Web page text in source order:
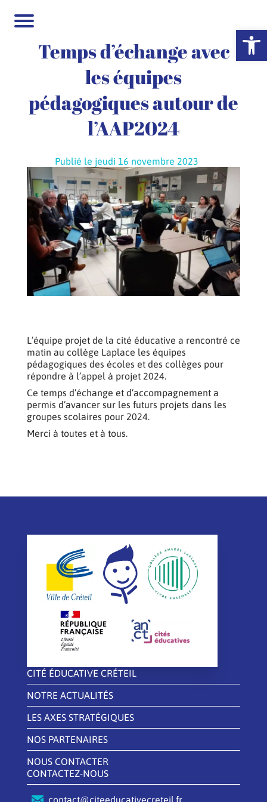
Ouvrir
Temps d’échange avec
les équipes
pédagogiques autour de
l’AAP2024
Publié le jeudi 16 novembre 2023
L’équipe projet de la cité éducative a rencontré ce
matin au collège Laplace les équipes
pédagogiques des écoles et des collèges pour
répondre à l’appel à projet 2024.
Ce temps d’échange et d’accompagnement a
permis d’avancer sur les futurs projets dans les
groupes scolaires pour 2024.
Merci à toutes et à tous.
CITÉ ÉDUCATIVE CRÉTEIL
NOTRE ACTUALITÉS
LES AXES STRATÉGIQUES
NOS PARTENAIRES
NOUS CONTACTER
CONTACTEZ-NOUS
contact@citeeducativecreteil.fr